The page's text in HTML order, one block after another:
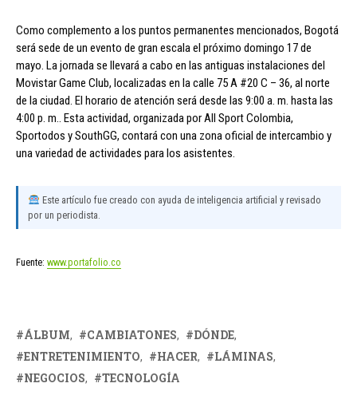
Como complemento a los puntos permanentes mencionados, Bogotá
será sede de un evento de gran escala el próximo domingo 17 de
mayo. La jornada se llevará a cabo en las antiguas instalaciones del
Movistar Game Club, localizadas en la calle 75 A #20 C – 36, al norte
de la ciudad. El horario de atención será desde las 9:00 a. m. hasta las
4:00 p. m.. Esta actividad, organizada por All Sport Colombia,
Sportodos y SouthGG, contará con una zona oficial de intercambio y
una variedad de actividades para los asistentes.
Este artículo fue creado con ayuda de inteligencia artificial y revisado
por un periodista.
Fuente: www.portafolio.co
ÁLBUM CAMBIATONES
DÓNDE
ENTRETENIMIENTO
HACER
LÁMINAS
NEGOCIOS
TECNOLOGÍA